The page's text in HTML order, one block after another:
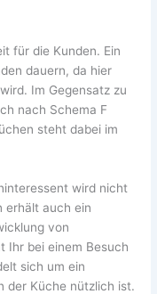
für die Kunden. Ein
dauern, da hier
Im Gegensatz zu
nach Schema F
steht dabei im
wird nicht
erhält auch ein
von
Ihr bei einem Besuch
sich um ein
der Küche nützlich ist.